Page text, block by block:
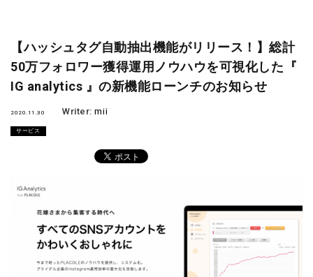
【ハッシュタグ自動抽出機能がリリース！】総計
50万フォロワー獲得運用ノウハウを可視化した『
IG analytics 』の新機能ローンチのお知らせ
2020.11.30 Writer:mii
サービス